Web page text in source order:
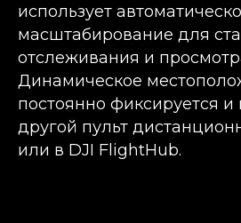
использует
масштабирование для
отслеживания и
Динамическое
постоянно фиксируется и
другой пульт
или в DJI FlightHub.